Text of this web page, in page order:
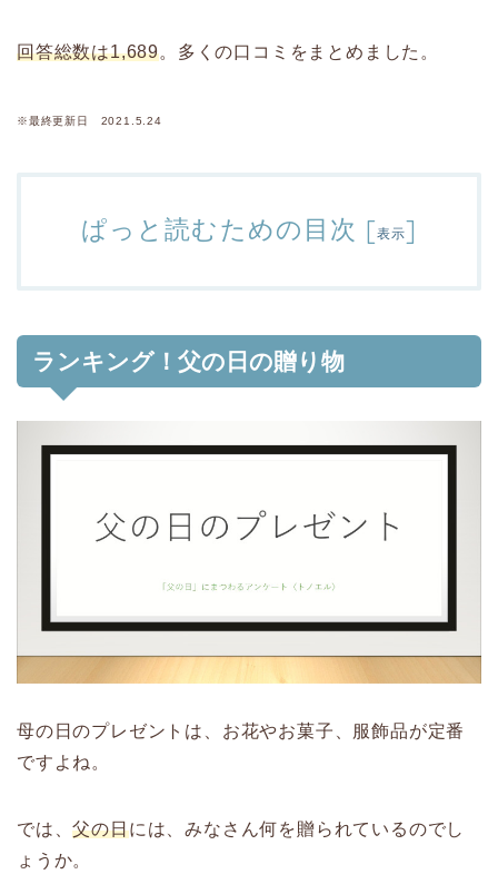
回答総数は1,689。多くの口コミをまとめました。
※最終更新日 2021.5.24
ぱっと読むための目次 [表示]
ランキング！父の日の贈り物
母の日のプレゼントは、お花やお菓子、服飾品が定番
ですよね。
では、父の日には、みなさん何を贈られているのでし
ょうか。